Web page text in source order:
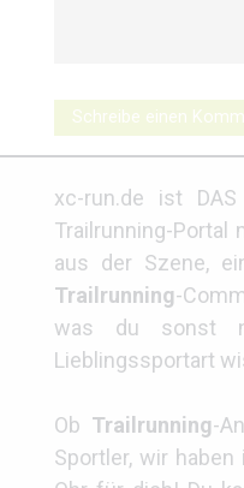
Schreibe einen
xc-run.de ist DAS
Trailrunning-Portal
aus der Szene,
Trailrunning-
was du sonst
Lieblingssportart
Ob Trailrunning-
Sportler, wir